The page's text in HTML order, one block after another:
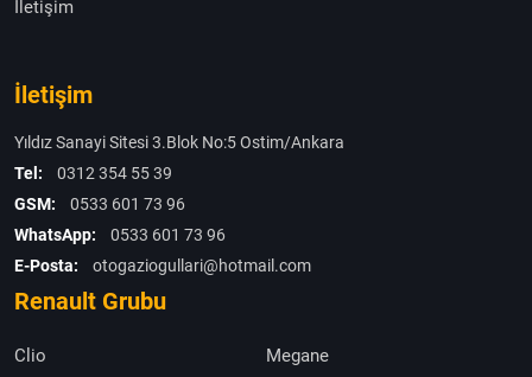
İletişim
İletişim
Yıldız Sanayi Sitesi 3.Blok No:5 Ostim/Ankara
Tel:
0312 354 55 39
GSM:
0533 601 73 96
WhatsApp:
0533 601 73 96
E-Posta:
otogaziogullari@hotmail.com
Renault Grubu
Clio
Megane